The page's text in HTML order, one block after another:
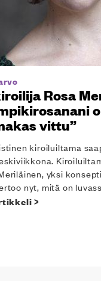
Rosa
vittu”
kiroiluiltama
yksi
nyt, mitä on
>